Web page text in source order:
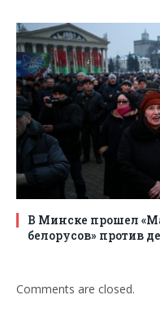
В Минске прошел
белорусов» против
Comments are closed.